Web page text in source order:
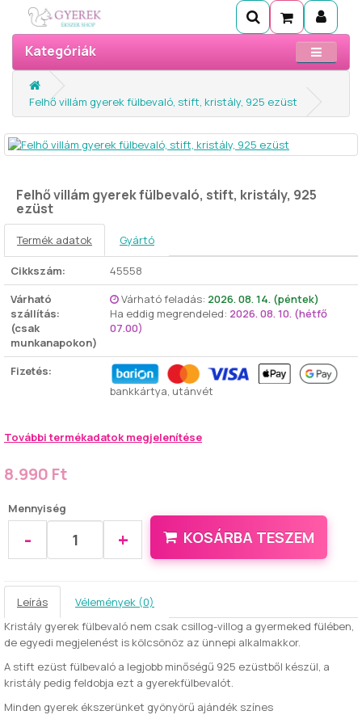
Kategóriák
Felhő villám gyerek fülbevaló, stift, kristály, 925 ezüst
Felhő villám gyerek fülbevaló, stift, kristály, 925
ezüst
Termék adatok Gyártó
Cikkszám:
45558
Várható
szállítás:
(csak
munkanapokon)
Várható feladás: 2026. 08. 14. (péntek)
Ha eddig megrendeled: 2026. 08. 10. (hétfő
07.00)
Fizetés:
bankkártya, utánvét
További termékadatok megjelenítése
8.990 Ft
Mennyiség
- + KOSÁRBA TESZEM
Leírás
Vélemények (0)
Kristály gyerek fülbevaló nem csak csillog-villog a gyermeked fülében,
de egyedi megjelenést is kölcsönöz az ünnepi alkalmakkor.
A stift ezüst fülbevaló a legjobb minőségű 925 ezüstből készül, a
kristály pedig feldobja ezt a gyerekfülbevalót.
Minden gyerek ékszerünket gyönyörű ajándék színes